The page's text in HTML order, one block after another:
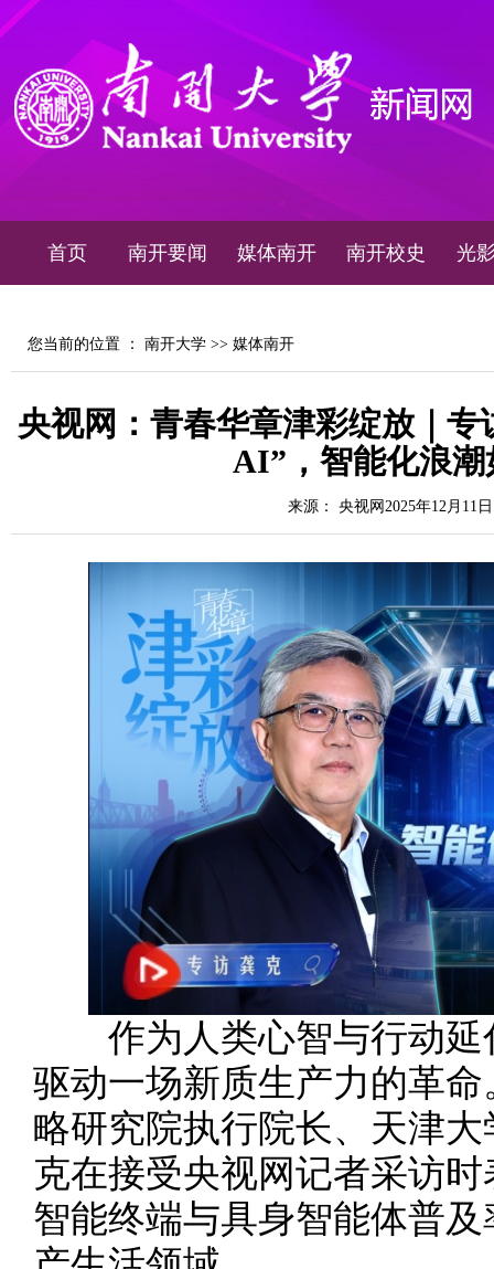
首页 南开要闻 媒体南开 南开校史 光
您当前的位置 ： 南开大学 >> 媒体南开
央视网：青春华章津彩绽放｜
AI”，智能化浪潮
来源： 央视网2025年12月11日
作为人类心智与行动延
驱动一场新质生产力的革
略研究院执行院长、天津
克在接受央视网记者采访
智能终端与具身智能体普